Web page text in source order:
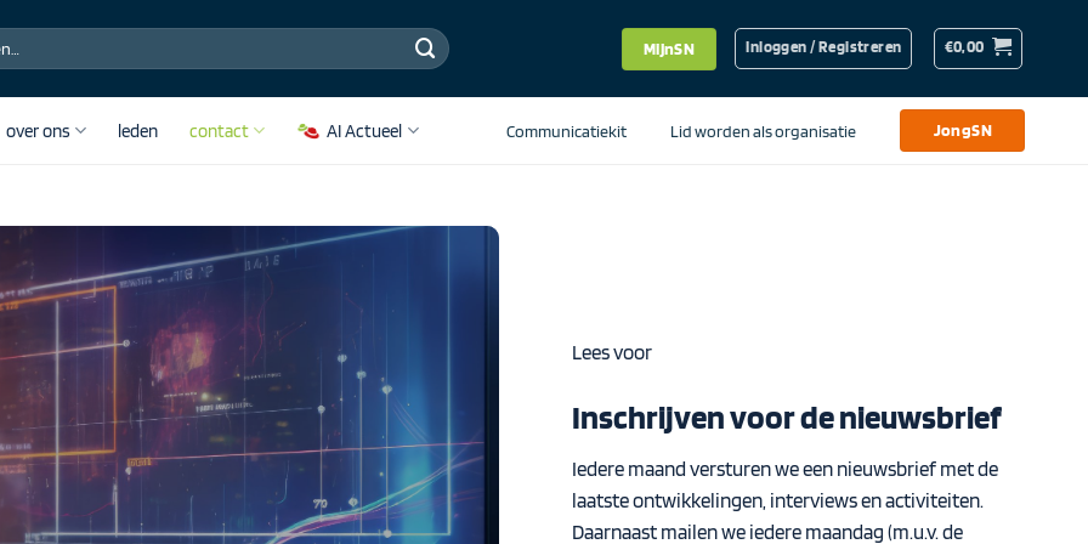
MijnSN Inloggen / Registreren €0,00
over ons leden contact AI Actueel Communicatiekit Lid worden als organisatie JongSN
Lees voor
Inschrijven voor de nieuwsbrief
Iedere maand versturen we een nieuwsbrief met de
laatste ontwikkelingen, interviews en activiteiten.
Daarnaast mailen we iedere maandag (m.u.v. de